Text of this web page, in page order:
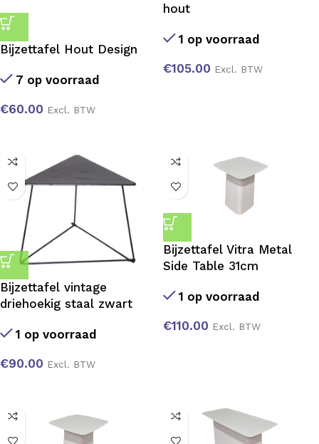
Bijzettafel Hout Design
7 op voorraad
€60.00 Excl. BTW
hout
1 op voorraad
€105.00 Excl. BTW
Bijzettafel vintage
driehoekig staal zwart
1 op voorraad
€90.00 Excl. BTW
Bijzettafel Vitra Metal
Side Table 31cm
1 op voorraad
€110.00 Excl. BTW